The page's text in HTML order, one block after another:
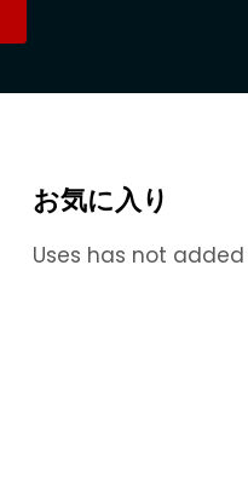
お気に入り
Uses has not